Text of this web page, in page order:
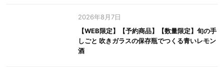
2026年8月7日
【WEB限定】【予約商品】【数量限定】旬の手
しごと 吹きガラスの保存瓶でつくる青いレモン
酒